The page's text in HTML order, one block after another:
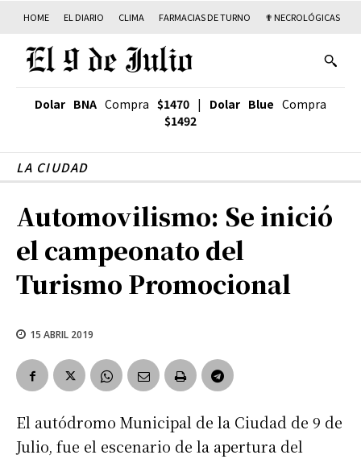
HOME EL DIARIO CLIMA FARMACIAS DE TURNO ✟ NECROLÓGICAS
Dolar BNA Compra $1470 | Dolar Blue Compra
$1492
LA CIUDAD
Automovilismo: Se inició
el campeonato del
Turismo Promocional
15 ABRIL 2019
El autódromo Municipal de la Ciudad de 9 de
Julio, fue el escenario de la apertura del